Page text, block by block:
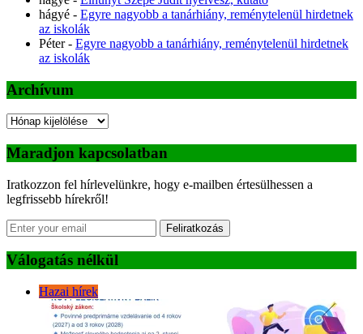
hágyé - Egyre nagyobb a tanárhiány, reménytelenül hirdetnek
az iskolák
Péter- Egyre nagyobb a tanárhiány, reménytelenül hirdetnek
az iskolák
Archívum
Archívum
Maradjon kapcsolatban
Iratkozzon fel hírlevelünkre, hogy e-mailben értesülhessen a
legfrissebb hírekről!
Feliratkozás
Válogatás nélkül
Hazai hírek